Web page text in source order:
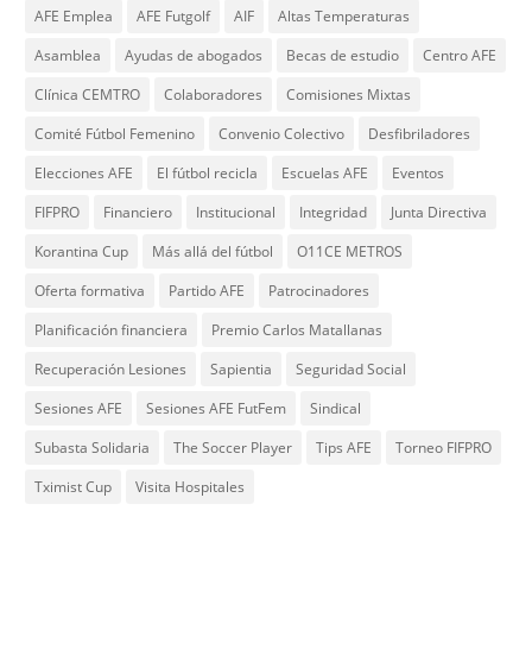
AFE Emplea AFE Futgolf AIF
Altas Temperaturas
Asamblea
Ayudas de abogados Becas de estudio
Centro AFE
Clínica CEMTRO
Colaboradores
Comisiones Mixtas
Comité Fútbol Femenino
Convenio Colectivo
Desfibriladores
Elecciones AFE
El fútbol recicla Escuelas AFE
Eventos
FIFPRO
Financiero Institucional Integridad
Junta Directiva
Korantina Cup
Más allá del fútbol
O11CE METROS
Oferta formativa
Partido AFE
Patrocinadores
Planificación financiera
Premio Carlos Matallanas
Recuperación Lesiones
Sapientia
Seguridad Social
Sesiones AFE
Sesiones AFE FutFem
Sindical
Subasta Solidaria
The Soccer Player Tips AFE
Torneo FIFPRO
Tximist Cup
Visita Hospitales